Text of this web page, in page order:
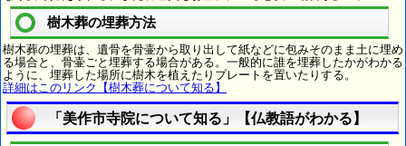
樹木葬の埋葬方法
樹木葬の埋葬は、遺骨を骨壷から取り出して紙などに包みそのまま土に埋め
る場合と、骨壷ごと埋葬する場合がある。一般的に誰を埋葬したかがわかる
ように、埋葬した場所に樹木を植えたりプレートを置いたりする。
詳細はこのリンク【樹木葬について知る】
「美作市寺院について知る」【仏教語がわかる】